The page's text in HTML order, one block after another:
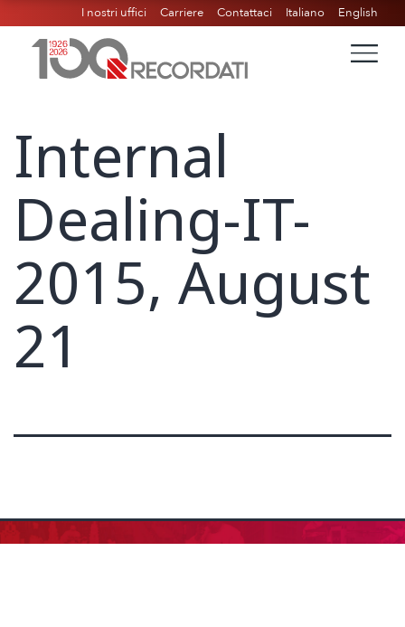
I nostri uffici Carriere Contattaci Italiano English
Internal
Dealing-IT-
2015, August
21